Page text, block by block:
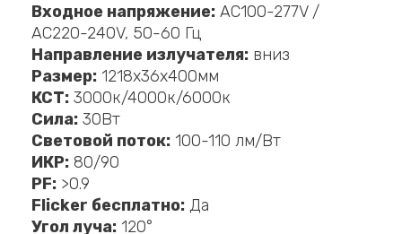
Входное напряжение: AC100-277V /
AC220-240V, 50-60 Гц
Направление излучателя: вниз
Размер: 1218х36х400мм
КСТ: 3000к/4000к/6000к
Сила: 30Вт
Световой поток: 100-110 лм/Вт
ИКР: 80/90
PF: >0.9
Flicker бесплатно: Да
Угол луча: 120°